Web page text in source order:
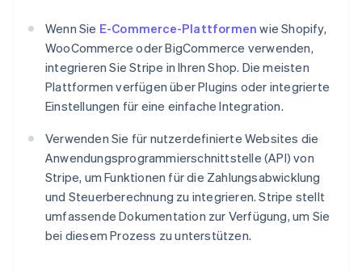
Wenn Sie E-Commerce-Plattformen wie Shopify,
WooCommerce oder BigCommerce verwenden,
integrieren Sie Stripe in Ihren Shop. Die meisten
Plattformen verfügen über Plugins oder integrierte
Einstellungen für eine einfache Integration.
Verwenden Sie für nutzerdefinierte Websites die
Anwendungsprogrammierschnittstelle (API) von
Stripe, um Funktionen für die Zahlungsabwicklung
und Steuerberechnung zu integrieren. Stripe stellt
umfassende Dokumentation zur Verfügung, um Sie
bei diesem Prozess zu unterstützen.